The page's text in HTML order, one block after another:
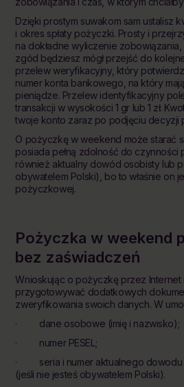
Dzięki prostym suwakom sam ustalisz
i okres spłaty pożyczki. Prosty i
na dokładne wyliczenie
zgód będziesz mógł przejść do
przelew weryfikacyjny, który
numer konta bankowego, na który
pieniądze. Przelew identyfikacyjny
transakcji w wysokości 1 gr lub 1 zł.
twoje konto zaraz po podjęciu decyzji
O pożyczkę w weekend może starać
posiada pełną zdolność do czynności
również aktualny dowód osobisty lub
obywatelem Polski), bo to właśnie on
pożyczkowej.
Pożyczka w weekend
bez zaświadczeń
Wnioskując o pożyczkę przez Internet
przygotowywać dodatkowych
zweryfikowania swoich danych. W
· dane osobowe (imię i nazwisko);
· numer PESEL;
· seria i numer aktualnego dowodu
(jeśli nie jesteś obywatelem Polski).